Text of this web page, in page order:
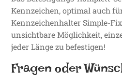
Kennzeichen, optimal auch
Kennzeichenhalter Simple-
unsichtbare Möglichkeit,
jeder Länge zu befestigen!